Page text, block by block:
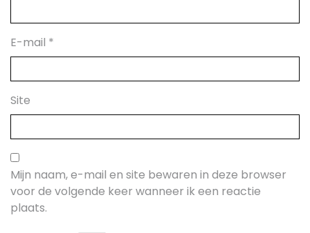
E-mail *
Site
Mijn naam, e-mail en site bewaren in deze browser
voor de volgende keer wanneer ik een reactie
plaats.